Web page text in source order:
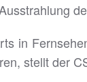
in
stellt der